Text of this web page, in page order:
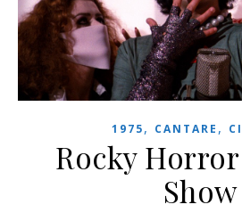
1975, CANTARE ,
Rocky
Show